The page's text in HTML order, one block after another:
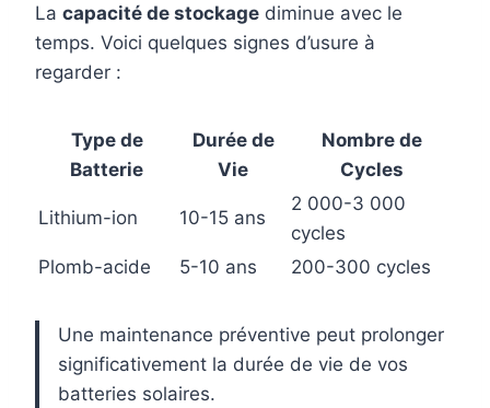
La capacité de stockage diminue avec le
temps. Voici quelques signes d’usure à
regarder :
Type de
Batterie
Durée de
Vie
Nombre de
Cycles
Lithium-ion 10-15 ans
2 000-3 000
cycles
Plomb-acide
5-10 ans 200-300 cycles
Une maintenance préventive peut prolonger
significativement la durée de vie de vos
batteries solaires.